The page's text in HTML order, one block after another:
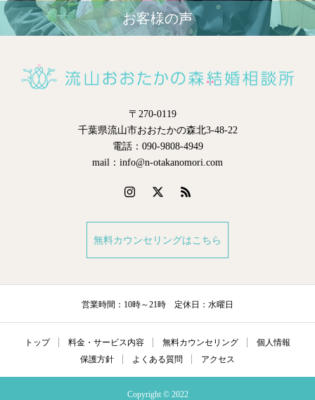
お客様の声
〒270-0119
千葉県流山市おおたかの森北3-48-22
電話：090-9808-4949
mail：info@n-otakanomori.com
無料カウンセリングはこちら
営業時間：10時～21時 定休日：水曜日
トップ 料金・サービス内容 無料カウンセリング
個人情報
保護方針
よくある質問 アクセス
Copyright © 2022